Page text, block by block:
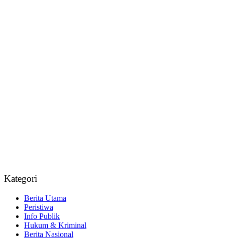
Kategori
Berita Utama
Peristiwa
Info Publik
Hukum & Kriminal
Berita Nasional